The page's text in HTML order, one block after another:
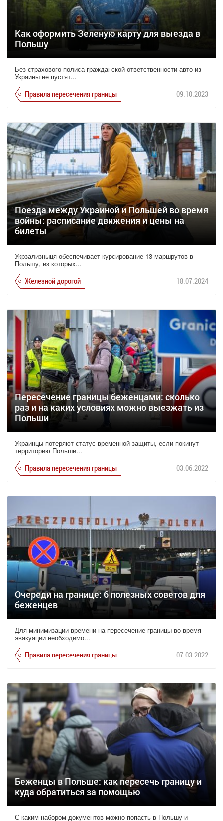
Как оформить Зеленую карту для выезда в
Польшу
Без страхового полиса гражданской ответственности авто из
Украины не пустят...
Правила пересечения границы 09.10.2023
Поезда между Украиной и Польшей во время
войны: расписание движения и цены на
билеты
Укрзализныця обеспечивает курсирование 13 маршрутов в
Польшу, из которых...
Железной дорогой 18.07.2024
Пересечение границы беженцами: сколько
раз и на каких условиях можно выезжать из
Польши
Украинцы потеряют статус временной защиты, если покинут
территорию Польши...
Правила пересечения границы 03.06.2022
Очереди на границе: 6 полезных советов для
беженцев
Для минимизации времени на пересечение границы во время
эвакуации необходимо...
Правила пересечения границы 07.03.2022
Беженцы в Польше: как пересечь границу и
куда обратиться за помощью
С каким набором документов можно попасть в Польшу и